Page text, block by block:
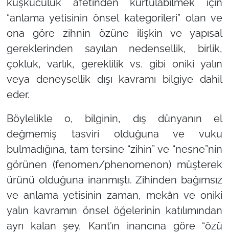
kuşkuculuk afetinden kurtulabilmek için
“anlama yetisinin önsel kategorileri” olan ve
ona göre zihnin özüne ilişkin ve yapısal
gereklerinden sayılan nedensellik, birlik,
çokluk, varlık, gereklilik vs. gibi oniki yalın
veya deneysellik dışı kavramı bilgiye dahil
eder.
Böylelikle o, bilginin, dış dünyanın el
değmemiş tasviri olduğuna ve vuku
bulmadığına, tam tersine “zihin” ve “nesne”nin
görünen (fenomen/phenomenon) müşterek
ürünü olduğuna inanmıştı. Zihinden bağımsız
ve anlama yetisinin zaman, mekân ve oniki
yalın kavramın önsel öğelerinin katılımından
ayrı kalan şey, Kant’ın inancına göre “özü